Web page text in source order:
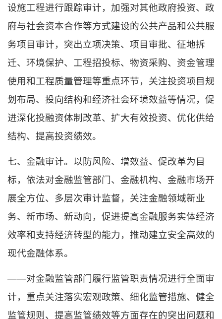
设施工程进行跟踪审计，加强对其他政府投资、政
府与社会资本合作等方式建设的公共产品和公共服
务项目审计，突出立项决策、项目审批、征地拆
迁、环境保护、工程招投标、物资采购、资金管理
使用和工程质量管理等重点环节，关注投资项目规
划布局、投向结构和经济社会环境效益等情况，促
进深化投融资体制改革、扩大有效投资、优化供给
结构、提高投资绩效。
七、金融审计。以防风险、增效益、促改革为目
标，依法对金融监管部门、金融机构、金融市场开
展全方位、多层次审计监督，关注金融领域新业
务、新市场、新动向，促进提高金融服务实体经济
效率和支持经济转型的能力，推动建立安全高效的
现代金融体系。
——对金融监管部门履行监管职责情况进行全面审
计，重点关注落实宏观政策、细化监管措施、健全
监管规则、提高监管绩效等方面存在的突出问题和